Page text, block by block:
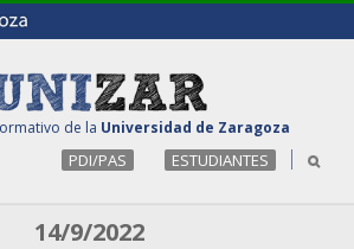
de la Universidad de Zaragoza
PDI/PAS ESTUDIANTES
14/9/2022